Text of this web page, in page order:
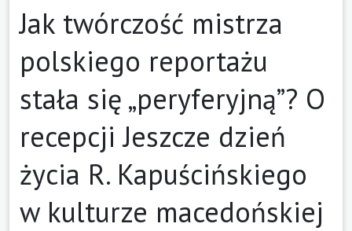
Jak twórczość mistrza
polskiego reportażu
stała się „peryferyjną”? O
recepcji Jeszcze dzień
życia R. Kapuścińskiego
w kulturze macedońskiej